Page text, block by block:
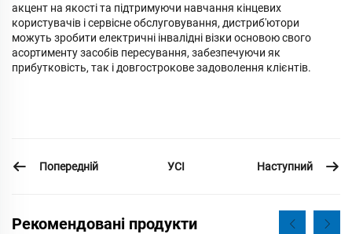
акцент на якості та підтримуючи навчання кінцевих
користувачів і сервісне обслуговування, дистриб'ютори
можуть зробити електричні інвалідні візки основою свого
асортименту засобів пересування, забезпечуючи як
прибутковість, так і довгострокове задоволення клієнтів.
Попередній УСІ Наступний
Рекомендовані продукти